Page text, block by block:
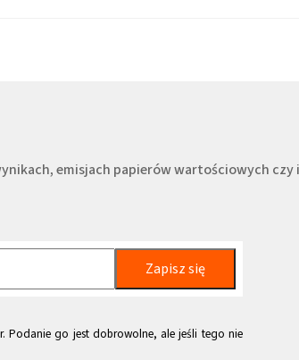
emisjach papierów wartościowych czy
Zapisz się
Podanie go jest dobrowolne, ale jeśli tego nie